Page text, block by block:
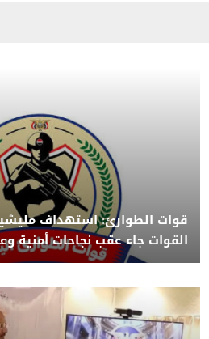
قوات الطوارئ: استهداف
القوات جاء عقب نجاحات أمنية